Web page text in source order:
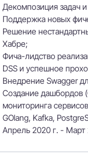
Декомпозиция задач
Поддержка новых
Решение
Хабре;
Фича-лидство
DSS и успешное
Внедрение Swagger
Создание дашбордов
мониторинга
GOlang, Kafka,
Апрель 2020 г. - Март